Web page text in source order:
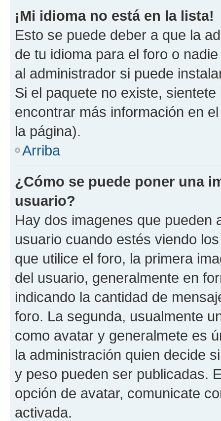
¡Mi idioma no está en la lista!
Esto se puede deber a que la
de tu idioma para el foro o
al administrador si puede
Si el paquete no existe,
encontrar más información en
la página).
Arriba
¿Cómo se puede poner una
usuario?
Hay dos imagenes que pueden
usuario cuando estés viendo
que utilice el foro, la primera
del usuario, generalmente en
indicando la cantidad de
foro. La segunda, usualmente
como avatar y generalmete es
la administración quien decide
y peso pueden ser publicadas.
opción de avatar, comunicate
activada.